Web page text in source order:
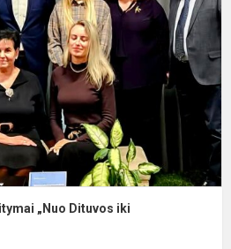
„Nuo Dituvos iki